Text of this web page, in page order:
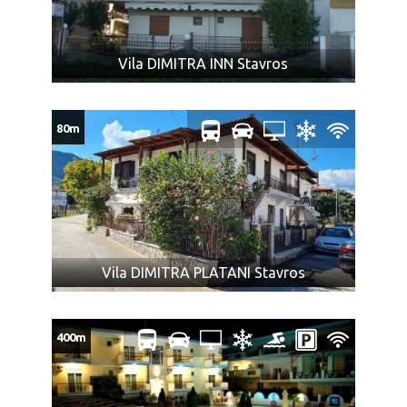
U slučaju većeg broja prtljaga, prevoznik ili Organizator
putovanja (u interesu komfora ostalih putnika) nije u
obavezi da primi višak prtljaga.
Zabranjeni prtljag: bilo koje oružje, droge ili tečnosti
koja se ne sklapaju, bicikle, surferske daske, hrana ili
bilo koje druge artikle ili supstance koje nisu
dozvoljene za prevoz prema zakonu bilo koje zemlje
kroz koju prolazi autobus (o čemu je putnik dužan da se
sam informiše), ili mogu izazvati povredu ili oštećenje
imovine, predmeta, ili za koje mi smatramo da su
nepodesni za prevoz zbog svoje težine, veličine, oblika
ili karaktera, ili koji su lomljivi ili isparivi, kao i predmeti sa
adekvatno pakovana, u skladu sa propisima; konzumno
ulje, kao i ostale zapaljive tečnosti; pesak i kamenje;
ćebad i jastuci; kuhinjsko posuđe i ostala oprema za
pripremu zimnice; stolice za plažu, životinje, kao i druga
Vila DIMITRA INN Stavros
Vila DIMITRA PLATANI Stavros
80m
400m